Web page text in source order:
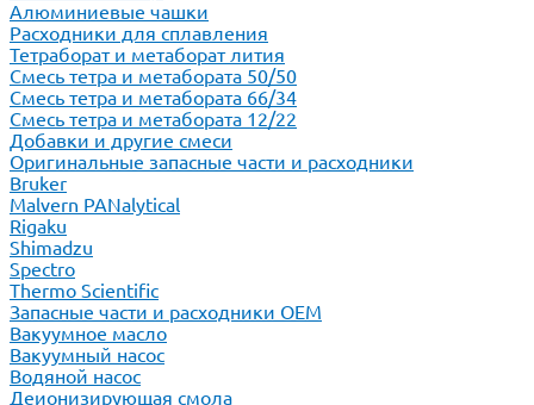
Алюминиевые чашки
Расходники для сплавления
Тетраборат и метаборат лития
Смесь тетра и метабората 50/50
Смесь тетра и метабората 66/34
Смесь тетра и метабората 12/22
Добавки и другие смеси
Оригинальные запасные части и расходники
Bruker
Malvern PANalytical
Rigaku
Shimadzu
Spectro
Thermo Scientific
Запасные части и расходники ОЕМ
Вакуумное масло
Вакуумный насос
Водяной насос
Деионизирующая смола